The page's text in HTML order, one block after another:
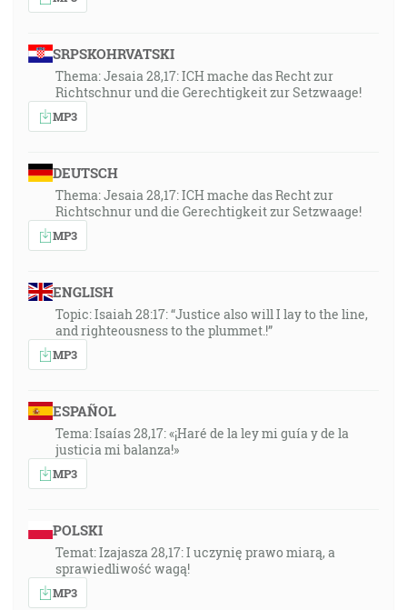
SRPSKOHRVATSKI
Thema: Jesaia 28,17: ICH mache das Recht zur
Richtschnur und die Gerechtigkeit zur Setzwaage!
MP3
DEUTSCH
Thema: Jesaia 28,17: ICH mache das Recht zur
Richtschnur und die Gerechtigkeit zur Setzwaage!
MP3
ENGLISH
Topic: Isaiah 28:17: “Justice also will I lay to the line,
and righteousness to the plummet.!”
MP3
ESPAÑOL
Tema: Isaías 28,17: «¡Haré de la ley mi guía y de la
justicia mi balanza!»
MP3
POLSKI
Temat: Izajasza 28,17: I uczynię prawo miarą, a
sprawiedliwość wagą!
MP3